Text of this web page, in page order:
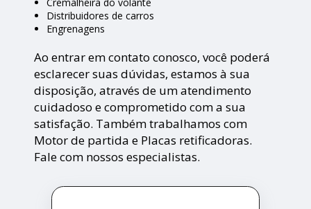
Distribuidores de carros
Engrenagens
Ao entrar em contato conosco, você poderá
esclarecer suas dúvidas, estamos à sua
disposição, através de um atendimento
cuidadoso e comprometido com a sua
satisfação. Também trabalhamos com
Motor de partida e Placas retificadoras.
Fale com nossos especialistas.